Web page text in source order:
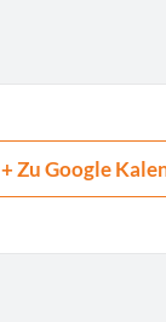
+ Zu Google